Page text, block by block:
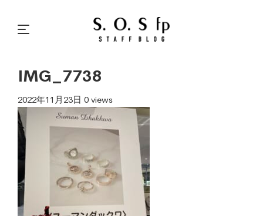
IMG_7738
2022年11月23日 0 views